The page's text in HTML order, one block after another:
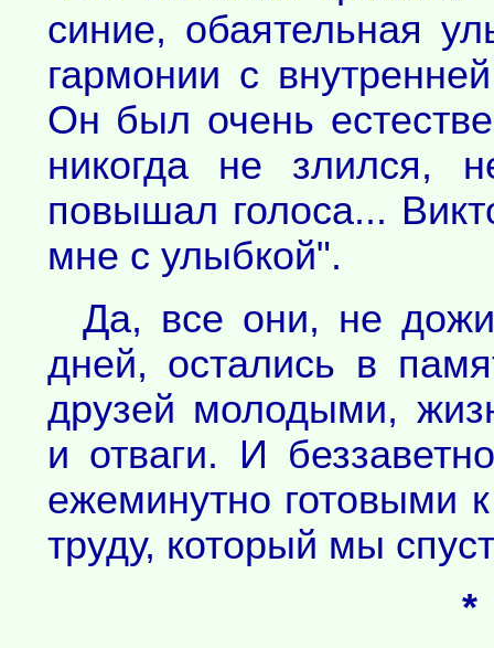
синие, обаятельная
гармонии с
Он был очень
никогда не злился,
повышал голоса...
мне с улыбкой".
Да, все они, не
дней, остались в
друзей молодыми,
и отваги. И
ежеминутно готовыми
труду, который мы